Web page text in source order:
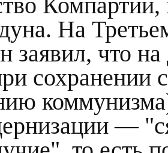
На
заявил, что
сохранении
—